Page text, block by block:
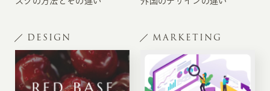
DESIGN MARKETING